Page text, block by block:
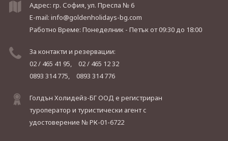
Адрес: гр. София, ул. Преспа № 6
E-mail: info@goldenholidays-bg.com
Работно Време: Понеделник - Петъкот 09:30 до 18:00
За контакти и резервации:
02 / 465 41 95,
02 / 465 12 32
0893 314 775,
0893 314 776
Голдън Холидейз-БГ ООД е регистриран
туроператор и туристически агент с
удостоверение № РК-01-6722